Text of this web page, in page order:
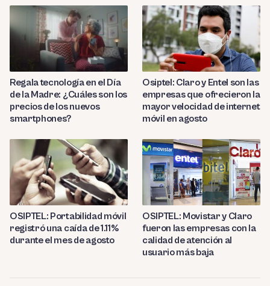
Regala tecnología en el Día
de la Madre: ¿Cuáles son los
precios de los nuevos
smartphones?
Osiptel: Claro y Entel son las
empresas que ofrecieron la
mayor velocidad de internet
móvil en agosto
OSIPTEL: Portabilidad móvil
registró una caída de 1.11%
durante el mes de agosto
OSIPTEL: Movistar y Claro
fueron las empresas con la
calidad de atención al
usuario más baja